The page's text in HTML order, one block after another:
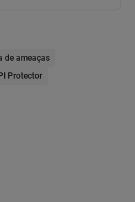
de ameaças
Protector